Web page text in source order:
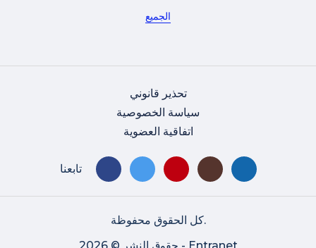
الجميع
تحذير قانوني
سياسة الخصوصية
اتفاقية العضوية
تابعنا
كل الحقوق محفوظة.